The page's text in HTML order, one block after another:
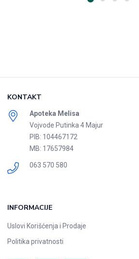
KONTAKT
Apoteka Melisa
Vojvode Putinka 4 Majur
PIB: 104467172
MB: 17657984
063 570 580
INFORMACIJE
Uslovi Korišćenja i Prodaje
Politika privatnosti